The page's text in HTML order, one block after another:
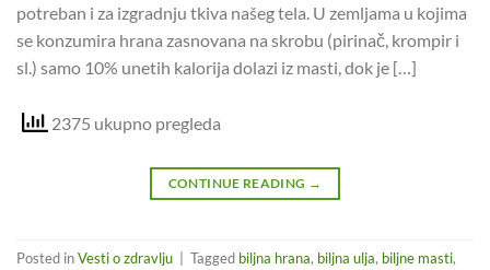
potreban i za izgradnju tkiva našeg tela. U zemljama u kojima
se konzumira hrana zasnovana na skrobu (pirinač, krompir i
sl.) samo 10% unetih kalorija dolazi iz masti, dok je […]
2375 ukupno pregleda
CONTINUE READING →
Posted inVesti o zdravlju Tagged biljna hrana, biljna ulja, biljne masti,